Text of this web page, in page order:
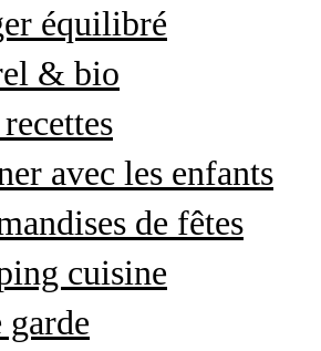
équilibré
& bio
avec les enfants
de fêtes
cuisine
garde